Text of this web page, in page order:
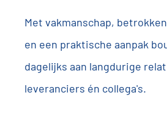
Met vakmanschap,
en een praktische aanpak
dagelijks aan langdurige
leveranciers én collega's.